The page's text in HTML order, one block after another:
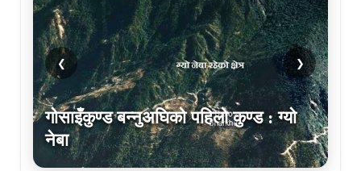
❮ ❯
गोसाइँकुण्ड बन्नुअघिको पहिलो कुण्ड : ग्यो
नेबा